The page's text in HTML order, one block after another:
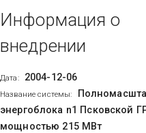
Информация о
внедрении
Дата: 2004-12-06
Название системы:
энергоблока n1 Псковской
мощностью 215 МВт